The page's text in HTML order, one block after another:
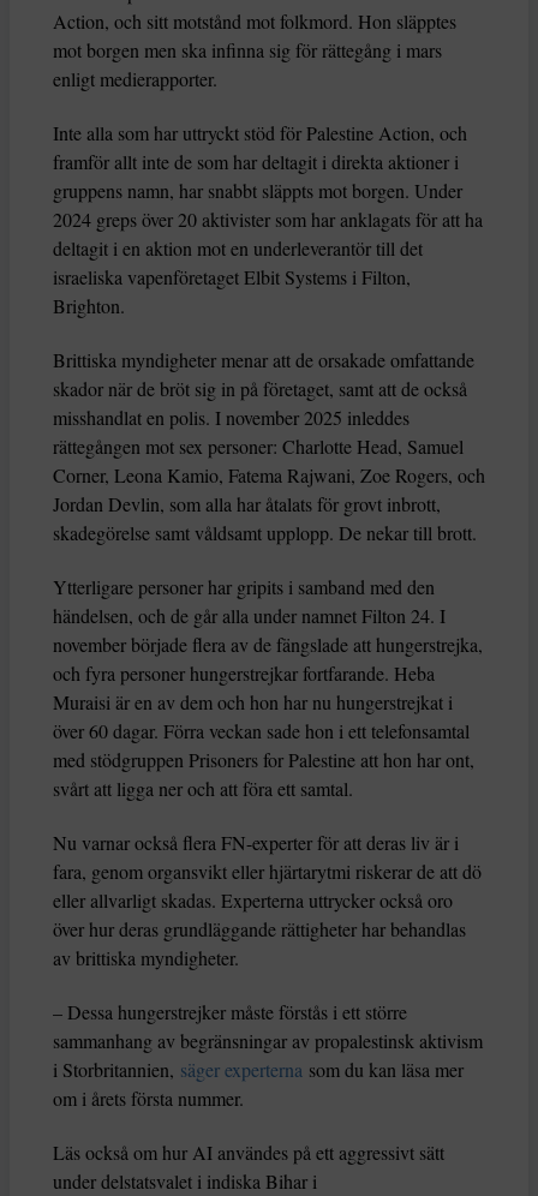
Action, och sitt motstånd mot folkmord. Hon släpptes
mot borgen men ska infinna sig för rättegång i mars
enligt medierapporter.
Inte alla som har uttryckt stöd för Palestine Action, och
framför allt inte de som har deltagit i direkta aktioner i
gruppens namn, har snabbt släppts mot borgen. Under
2024 greps över 20 aktivister som har anklagats för att ha
deltagit i en aktion mot en underleverantör till det
israeliska vapenföretaget Elbit Systems i Filton,
Brighton.
Brittiska myndigheter menar att de orsakade omfattande
skador när de bröt sig in på företaget, samt att de också
misshandlat en polis. I november 2025 inleddes
rättegången mot sex personer: Charlotte Head, Samuel
Corner, Leona Kamio, Fatema Rajwani, Zoe Rogers, och
Jordan Devlin, som alla har åtalats för grovt inbrott,
skadegörelse samt våldsamt upplopp. De nekar till brott.
Ytterligare personer har gripits i samband med den
händelsen, och de går alla under namnet Filton 24. I
november började flera av de fängslade att hungerstrejka,
och fyra personer hungerstrejkar fortfarande. Heba
Muraisi är en av dem och hon har nu hungerstrejkat i
över 60 dagar. Förra veckan sade hon i ett telefonsamtal
med stödgruppen Prisoners for Palestine att hon har ont,
svårt att ligga ner och att föra ett samtal.
Nu varnar också flera FN-experter för att deras liv är i
fara, genom organsvikt eller hjärtarytmi riskerar de att dö
eller allvarligt skadas. Experterna uttrycker också oro
över hur deras grundläggande rättigheter har behandlas
av brittiska myndigheter.
– Dessa hungerstrejker måste förstås i ett större
sammanhang av begränsningar av propalestinsk aktivism
i Storbritannien, säger experterna som du kan läsa mer
om i årets första nummer.
Läs också om hur AI användes på ett aggressivt sätt
under delstatsvalet i indiska Bihar i